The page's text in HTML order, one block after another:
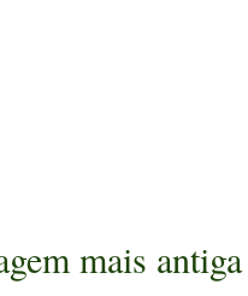
mais antiga